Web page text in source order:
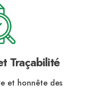
Traçabilité
et honnête des